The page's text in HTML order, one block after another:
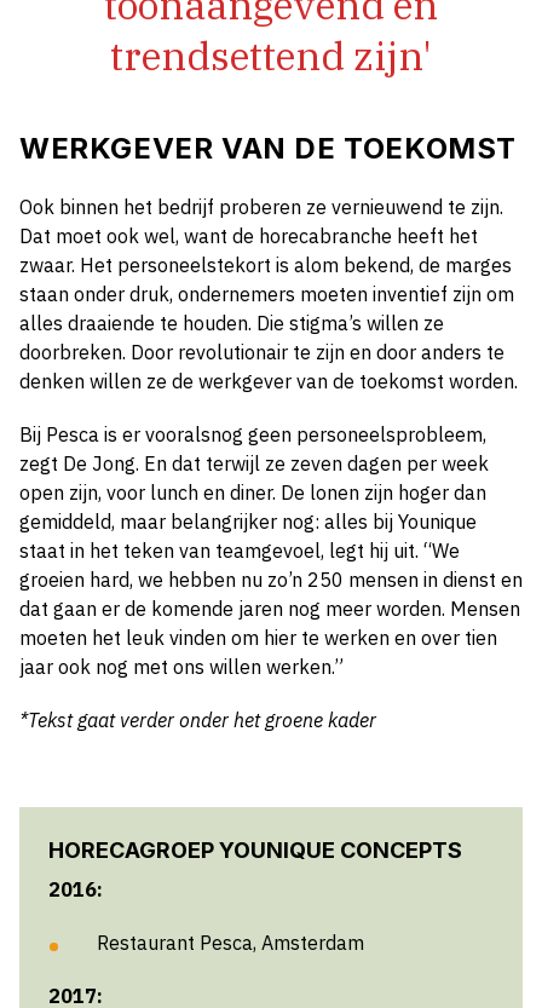
trendsettend zijn'
WERKGEVER VAN DE TOEKOMST
Ook binnen het bedrijf proberen ze vernieuwend te zijn.
Dat moet ook wel, want de horecabranche heeft het
zwaar. Het personeelstekort is alom bekend, de marges
staan onder druk, ondernemers moeten inventief zijn om
alles draaiende te houden. Die stigma’s willen ze
doorbreken. Door revolutionair te zijn en door anders te
denken willen ze de werkgever van de toekomst worden.
Bij Pesca is er vooralsnog geen personeelsprobleem,
zegt De Jong. En dat terwijl ze zeven dagen per week
open zijn, voor lunch en diner. De lonen zijn hoger dan
gemiddeld, maar belangrijker nog: alles bij Younique
staat in het teken van teamgevoel, legt hij uit. “We
groeien hard, we hebben nu zo’n 250 mensen in dienst en
dat gaan er de komende jaren nog meer worden. Mensen
moeten het leuk vinden om hier te werken en over tien
jaar ook nog met ons willen werken.”
*Tekst gaat verder onder het groene kader
HORECAGROEP YOUNIQUE CONCEPTS
2016:
Restaurant Pesca, Amsterdam
2017: